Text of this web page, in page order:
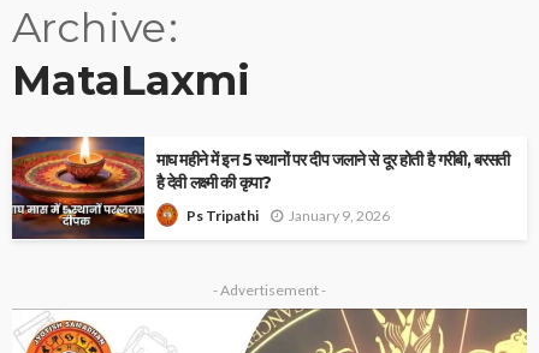
Archive
MataLaxmi
माघ महीने में इन 5 स्थानों पर दीप जलाने से दूर होती है गरीबी, बरसती
है देवी लक्ष्मी की कृपा?
Ps Tripathi January 9, 2026
- Advertisement -